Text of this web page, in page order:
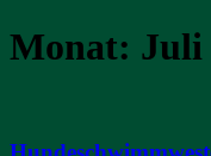
Monat: Juli